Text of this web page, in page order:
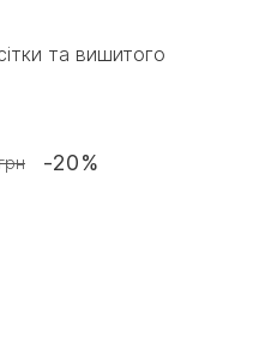
та вишитого
-20%